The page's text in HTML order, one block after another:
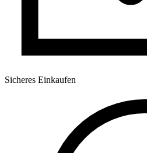
Sicheres Einkaufen